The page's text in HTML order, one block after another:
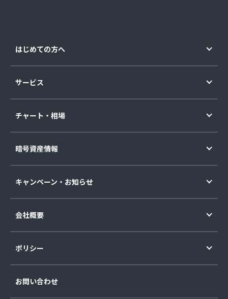
はじめての方へ
サービス
チャート・相場
暗号資産情報
キャンペーン・お知らせ
会社概要
ポリシー
お問い合わせ